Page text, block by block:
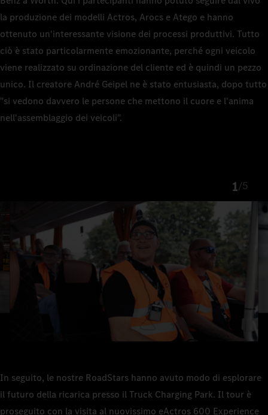
la produzione dei modelli Actros, Arocs e Atego e hanno
ottenuto un'interessante visione dei processi produttivi. Tutto
ciò è stato particolarmente emozionante, perché ogni veicolo
viene realizzato su ordinazione del cliente ed è quindi un pezzo
unico. Il creatore André Geipel ne è stato entusiasta, dopo tutto
"si vedono davvero le persone che mettono il cuore e l'anima
nell'assemblaggio dei veicoli".
1/5
In seguito, le nostre RoadStars hanno avuto modo di esplorare
il futuro della ricarica presso il Truck Charging Park. Il tour è
proseguito con la visita al nuovissimo eActros 600 Experience